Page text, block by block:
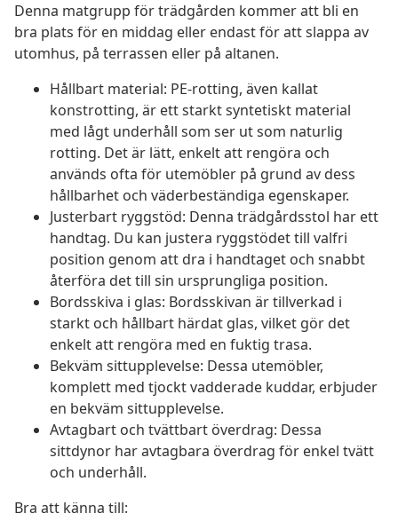
Denna matgrupp för trädgården kommer att bli en
bra plats för en middag eller endast för att slappa av
utomhus, på terrassen eller på altanen.
Hållbart material: PE-rotting, även kallat
konstrotting, är ett starkt syntetiskt material
med lågt underhåll som ser ut som naturlig
rotting. Det är lätt, enkelt att rengöra och
används ofta för utemöbler på grund av dess
hållbarhet och väderbeständiga egenskaper.
Justerbart ryggstöd: Denna trädgårdsstol har ett
handtag. Du kan justera ryggstödet till valfri
position genom att dra i handtaget och snabbt
återföra det till sin ursprungliga position.
Bordsskiva i glas: Bordsskivan är tillverkad i
starkt och hållbart härdat glas, vilket gör det
enkelt att rengöra med en fuktig trasa.
Bekväm sittupplevelse: Dessa utemöbler,
komplett med tjockt vadderade kuddar, erbjuder
en bekväm sittupplevelse.
Avtagbart och tvättbart överdrag: Dessa
sittdynor har avtagbara överdrag för enkel tvätt
och underhåll.
Bra att känna till: